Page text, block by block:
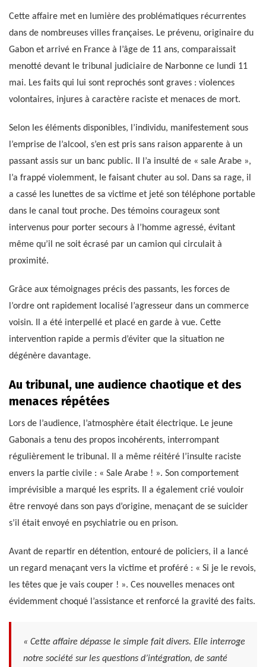
Cette affaire met en lumière des problématiques récurrentes
dans de nombreuses villes françaises. Le prévenu, originaire du
Gabon et arrivé en France à l’âge de 11 ans, comparaissait
menotté devant le tribunal judiciaire de Narbonne ce lundi 11
mai. Les faits qui lui sont reprochés sont graves : violences
volontaires, injures à caractère raciste et menaces de mort.
Selon les éléments disponibles, l’individu, manifestement sous
l’emprise de l’alcool, s’en est pris sans raison apparente à un
passant assis sur un banc public. Il l’a insulté de « sale Arabe »,
l’a frappé violemment, le faisant chuter au sol. Dans sa rage, il
a cassé les lunettes de sa victime et jeté son téléphone portable
dans le canal tout proche. Des témoins courageux sont
intervenus pour porter secours à l’homme agressé, évitant
même qu’il ne soit écrasé par un camion qui circulait à
proximité.
Grâce aux témoignages précis des passants, les forces de
l’ordre ont rapidement localisé l’agresseur dans un commerce
voisin. Il a été interpellé et placé en garde à vue. Cette
intervention rapide a permis d’éviter que la situation ne
dégénère davantage.
Au tribunal, une audience chaotique et des
menaces répétées
Lors de l’audience, l’atmosphère était électrique. Le jeune
Gabonais a tenu des propos incohérents, interrompant
régulièrement le tribunal. Il a même réitéré l’insulte raciste
envers la partie civile : « Sale Arabe ! ». Son comportement
imprévisible a marqué les esprits. Il a également crié vouloir
être renvoyé dans son pays d’origine, menaçant de se suicider
s’il était envoyé en psychiatrie ou en prison.
Avant de repartir en détention, entouré de policiers, il a lancé
un regard menaçant vers la victime et proféré : « Si je le revois,
les têtes que je vais couper ! ». Ces nouvelles menaces ont
évidemment choqué l’assistance et renforcé la gravité des faits.
« Cette affaire dépasse le simple fait divers. Elle interroge
notre société sur les questions d’intégration, de santé